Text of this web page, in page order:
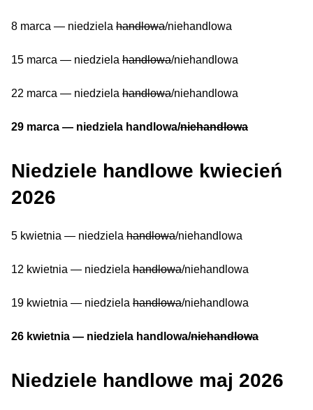
8 marca — niedziela handlowa/niehandlowa
15 marca — niedziela handlowa/niehandlowa
22 marca — niedziela handlowa/niehandlowa
29 marca — niedziela handlowa/niehandlowa
Niedziele handlowe kwiecień
2026
5 kwietnia — niedziela handlowa/niehandlowa
12 kwietnia — niedziela handlowa/niehandlowa
19 kwietnia — niedziela handlowa/niehandlowa
26 kwietnia — niedziela handlowa/niehandlowa
Niedziele handlowe maj 2026